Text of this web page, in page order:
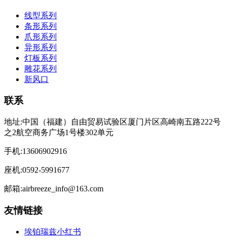
线型系列
条形系列
爪形系列
异形系列
灯板系列
雕花系列
新风口
联系
地址:中国（福建）自由贸易试验区厦门片区高崎南五路222号
之2航空商务广场1号楼302单元
手机:13606902916
座机:0592-5991677
邮箱:airbreeze_info@163.com
友情链接
埃铂瑞兹小红书